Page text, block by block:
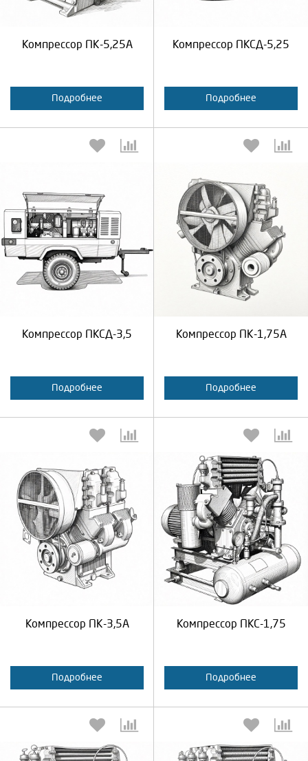
Компрессор ПК-5,25А
Подробнее
Продолжить Отмена
Компрессор ПКСД-5,25
Подробнее
Компрессор ПКСД-3,5
Подробнее
Выберите количество:
Компрессор ПК-1,75А
Подробнее
Выберите количество:
Продолжить
Компрессор ПК-3,5А
Подробнее
Выберите количество:
Продолжить
Компрессор ПКС-1,75
Подробнее
Выберите количество:
Продолжить Отмена